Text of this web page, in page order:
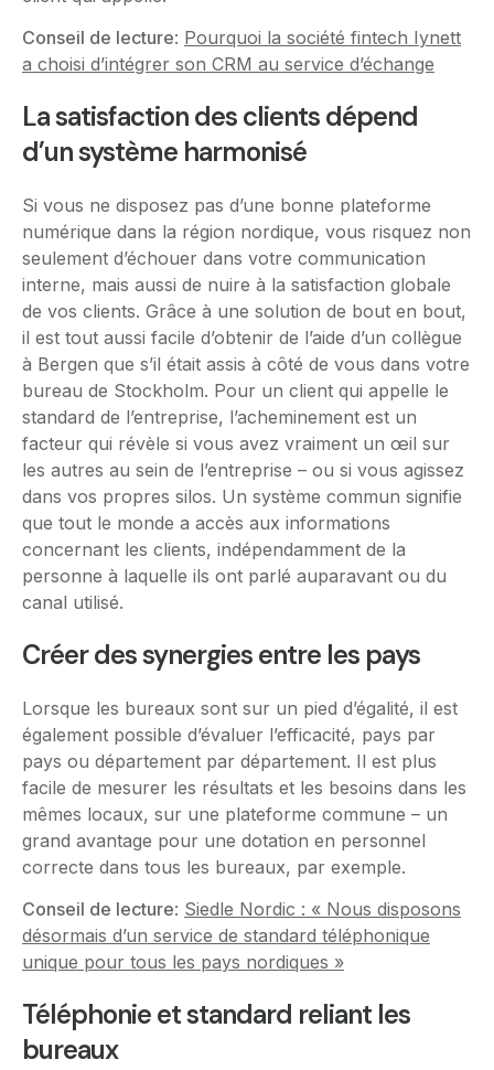
Conseil de lecture: Pourquoi la société fintech Iynett
a choisi d’intégrer son CRM au service d’échange
La satisfaction des clients dépend
d’un système harmonisé
Si vous ne disposez pas d’une bonne plateforme
numérique dans la région nordique, vous risquez non
seulement d’échouer dans votre communication
interne, mais aussi de nuire à la satisfaction globale
de vos clients. Grâce à une solution de bout en bout,
il est tout aussi facile d’obtenir de l’aide d’un collègue
à Bergen que s’il était assis à côté de vous dans votre
bureau de Stockholm. Pour un client qui appelle le
standard de l’entreprise, l’acheminement est un
facteur qui révèle si vous avez vraiment un œil sur
les autres au sein de l’entreprise – ou si vous agissez
dans vos propres silos. Un système commun signifie
que tout le monde a accès aux informations
concernant les clients, indépendamment de la
personne à laquelle ils ont parlé auparavant ou du
canal utilisé.
Créer des synergies entre les pays
Lorsque les bureaux sont sur un pied d’égalité, il est
également possible d’évaluer l’efficacité, pays par
pays ou département par département. Il est plus
facile de mesurer les résultats et les besoins dans les
mêmes locaux, sur une plateforme commune – un
grand avantage pour une dotation en personnel
correcte dans tous les bureaux, par exemple.
Conseil de lecture: Siedle Nordic : « Nous disposons
désormais d’un service de standard téléphonique
unique pour tous les pays nordiques »
Téléphonie et standard reliant les
bureaux